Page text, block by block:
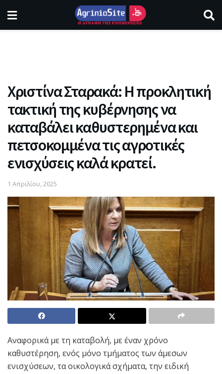
Χριστίνα Σταρακά: Η προκλητική
τακτική της κυβέρνησης να
καταβάλει καθυστερημένα και
πετσοκομμένα τις αγροτικές
ενισχύσεις καλά κρατεί.
1 Απριλίου, 2025
Αναφορικά με τη καταβολή, με έναν χρόνο
καθυστέρηση, ενός μόνο τμήματος των άμεσων
ενισχύσεων, τα οικολογικά σχήματα, την ειδική